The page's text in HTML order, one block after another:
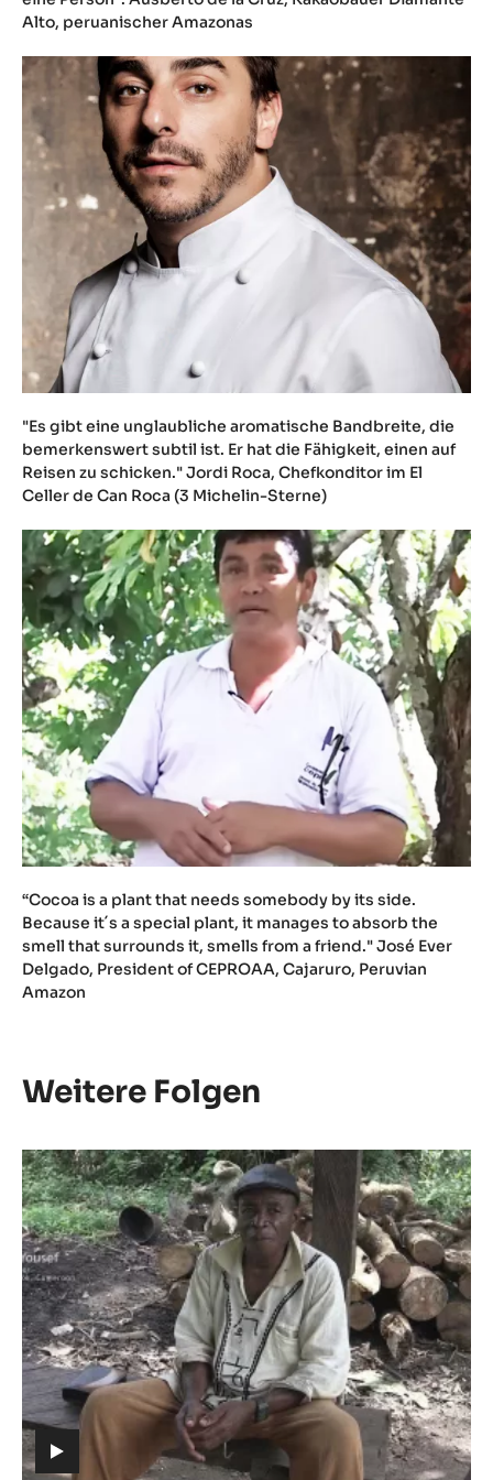
Alto, peruanischer Amazonas
"Es gibt eine unglaubliche aromatische Bandbreite, die
bemerkenswert subtil ist. Er hat die Fähigkeit, einen auf
Reisen zu schicken." Jordi Roca, Chefkonditor im El
Celler de Can Roca (3 Michelin-Sterne)
“Cocoa is a plant that needs somebody by its side.
Because it´s a special plant, it manages to absorb the
smell that surrounds it, smells from a friend." José Ever
Delgado, President of CEPROAA, Cajaruro, Peruvian
Amazon
Weitere Folgen
(includes
Folge
1
-
Die
Bedeutung
von
Kakao